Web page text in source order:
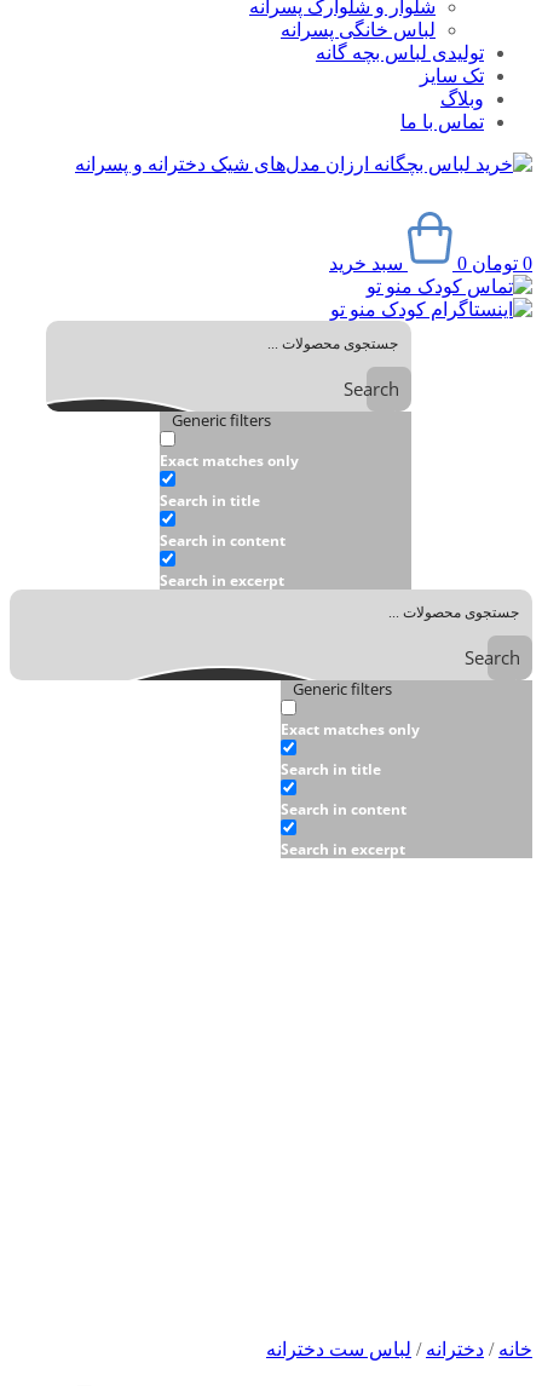
شلوار و شلوارک پسرانه
لباس خانگی پسرانه
تولیدی لباس بچه گانه
تک سایز
وبلاگ
تماس با ما
0 تومان 0 سبد خرید
Search
Generic filters
Exact matches only
Search in title
Search in content
Search in excerpt
Search
Generic filters
Exact matches only
Search in title
Search in content
Search in excerpt
خانه / دخترانه / لباس ست دخترانه